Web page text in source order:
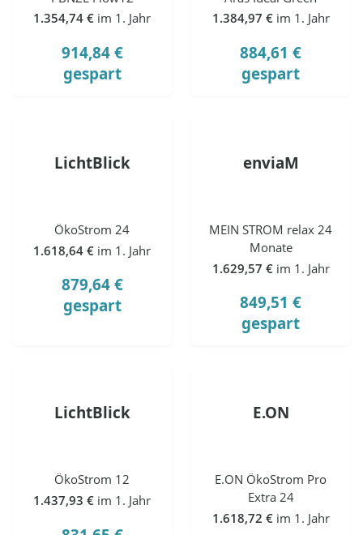
1.354,74 € im 1. Jahr
914,84 €
gespart
1.384,97 € im 1. Jahr
884,61 €
gespart
LichtBlick
ÖkoStrom 24
1.618,64 € im 1. Jahr
879,64 €
gespart
enviaM
MEIN STROM relax 24
Monate
1.629,57 € im 1. Jahr
849,51 €
gespart
LichtBlick
ÖkoStrom 12
1.437,93 € im 1. Jahr
E.ON
E.ON ÖkoStrom Pro
Extra 24
1.618,72 € im 1. Jahr